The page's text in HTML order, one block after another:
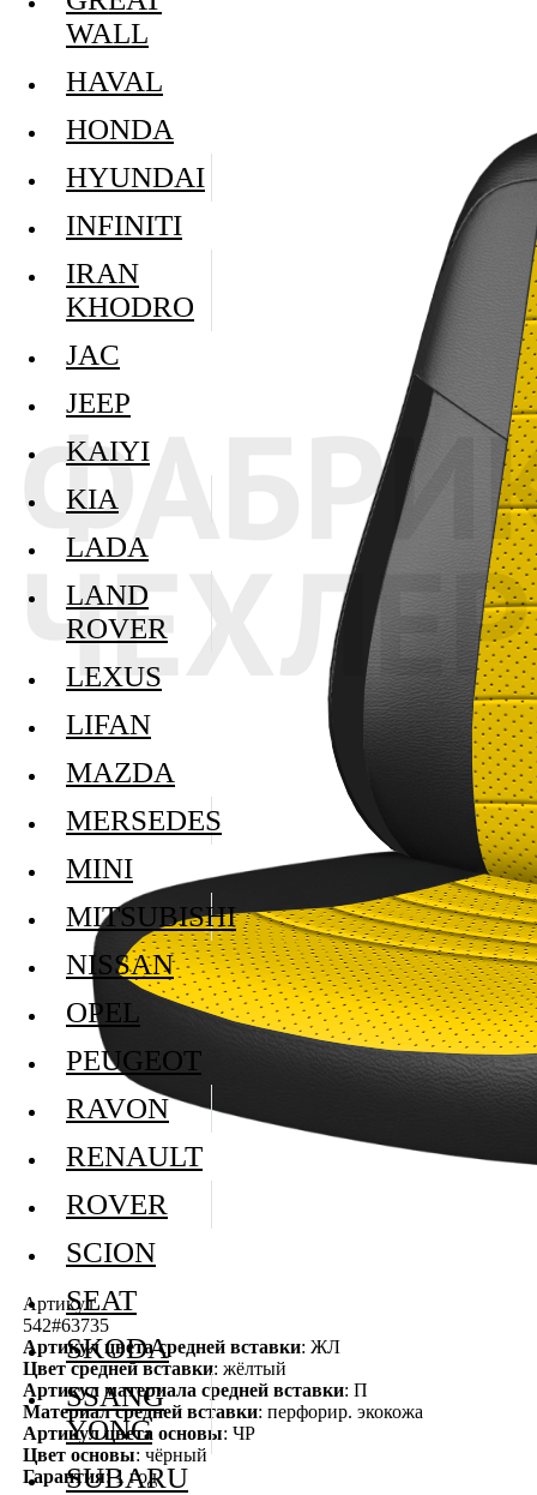
Артикул
542#63735
Артикул цвета средней вставки: ЖЛ
Цвет средней вставки: жёлтый
Артикул материала средней вставки: П
Материал средней вставки: перфорир. экокожа
Артикул цвета основы: ЧР
Цвет основы: чёрный
Гарантия: 1 год
WALL
HAVAL
HONDA
HYUNDAI
INFINITI
IRAN
KHODRO
JAC
JEEP
KAIYI
KIA
LADA
LAND
ROVER
LEXUS
LIFAN
MAZDA
MERSEDES
MINI
MITSUBISHI
NISSAN
OPEL
PEUGEOT
RAVON
RENAULT
ROVER
SCION
SEAT
SKODA
SSANG
YONG
SUBARU